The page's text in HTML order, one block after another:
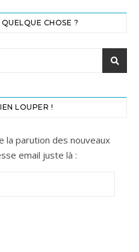
CHOSE ?
LOUPER !
la parution des nouveaux
email juste là :